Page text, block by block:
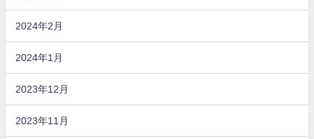
2024年2月
2024年1月
2023年12月
2023年11月